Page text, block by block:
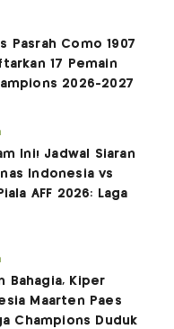
Pasrah Como 1907
17 Pemain
2026-2027
Ini! Jadwal Siaran
Indonesia vs
AFF 2026: Laga
Bahagia, Kiper
Maarten Paes
Champions Duduk